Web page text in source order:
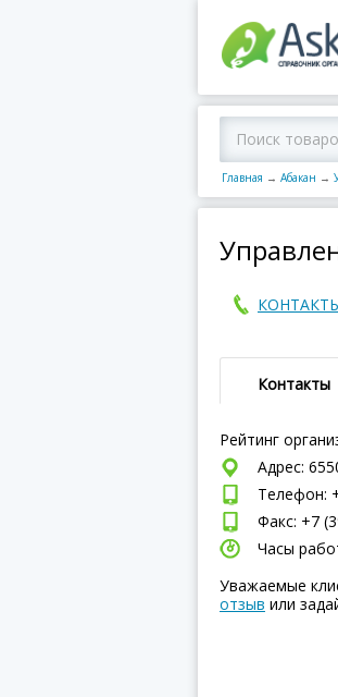
Главная → Абакан →
Контакты
Рейтинг
Адрес:
Телефон:
Факс: +7
Часы
Уважаемые
отзыв или